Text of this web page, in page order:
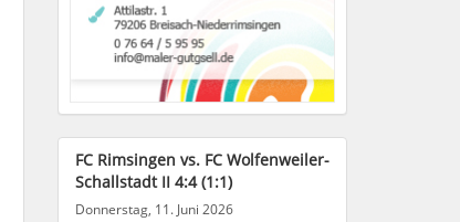
FC Rimsingen vs. FC Wolfenweiler-
Schallstadt II 4:4 (1:1)
Donnerstag, 11. Juni 2026